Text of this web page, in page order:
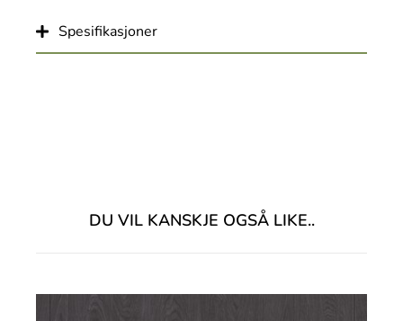
Spesifikasjoner
DU VIL KANSKJE OGSÅ LIKE..